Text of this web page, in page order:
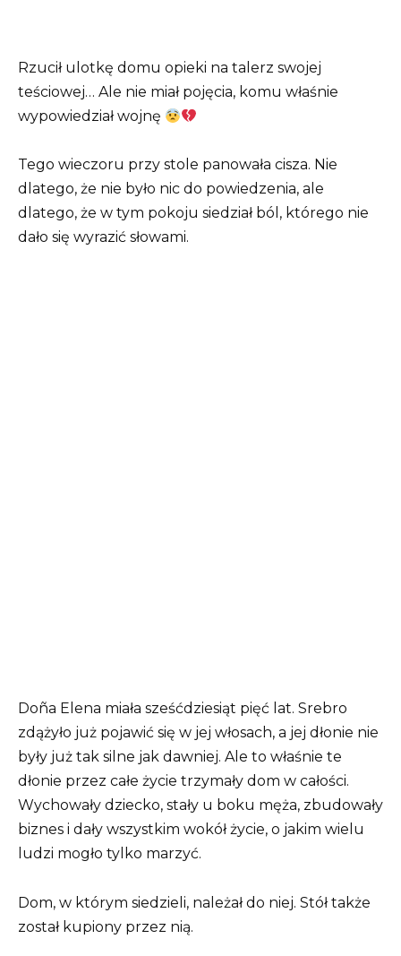
Rzucił ulotkę domu opieki na talerz swojej
teściowej… Ale nie miał pojęcia, komu właśnie
wypowiedział wojnę
Tego wieczoru przy stole panowała cisza. Nie
dlatego, że nie było nic do powiedzenia, ale
dlatego, że w tym pokoju siedział ból, którego nie
dało się wyrazić słowami.
Doña Elena miała sześćdziesiąt pięć lat. Srebro
zdążyło już pojawić się w jej włosach, a jej dłonie nie
były już tak silne jak dawniej. Ale to właśnie te
dłonie przez całe życie trzymały dom w całości.
Wychowały dziecko, stały u boku męża, zbudowały
biznes i dały wszystkim wokół życie, o jakim wielu
ludzi mogło tylko marzyć.
Dom, w którym siedzieli, należał do niej. Stół także
został kupiony przez nią.